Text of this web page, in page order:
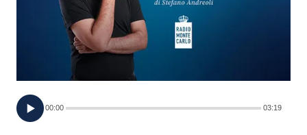
EVENTI
TV 00:00 03:19